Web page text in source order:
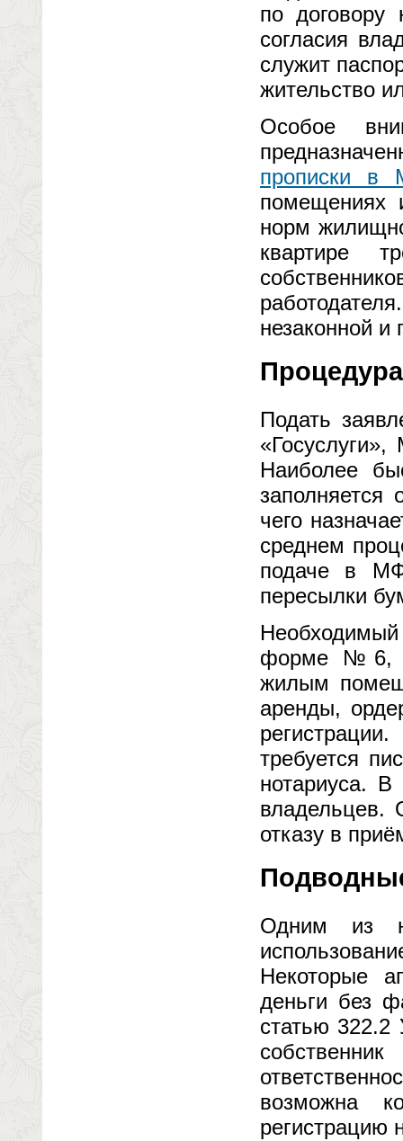
по договору
согласия
служит
жительство
Особое
прописки в
помещениях
норм
квартире
незаконной
Подать
Наиболее
заполняется
чего
среднем
подаче в
пересылки
Необходимый
форме №6,
жилым
аренды,
требуется
нотариуса. В
владельцев.
отказу в
Одним из
Некоторые
деньги без
статью 322.2
возможна
регистрацию